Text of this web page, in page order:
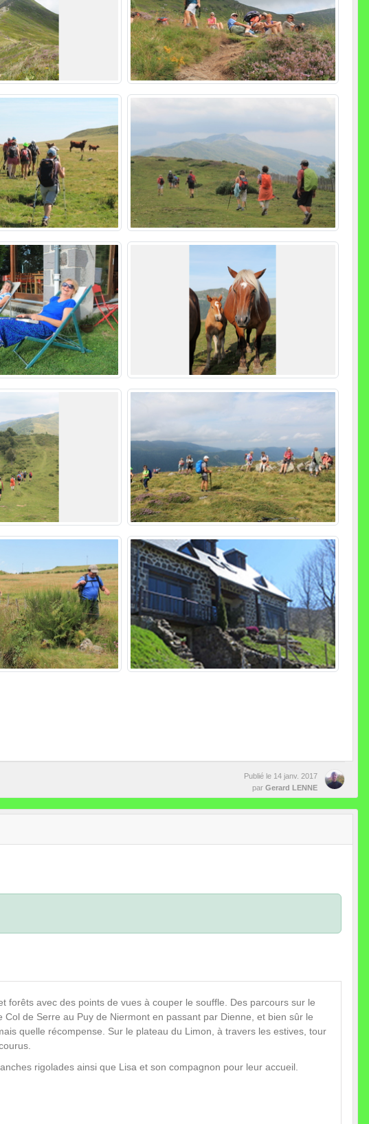
Publié le 14 janv. 2017
par Gerard LENNE
avec des points de vues à couper le souffle. Des parcours sur le
de Serre au Puy de Niermont en passant par Dienne, et bien sûr le
quelle récompense. Sur le plateau du Limon, à travers les estives, tour
rigolades ainsi que Lisa et son compagnon pour leur accueil.